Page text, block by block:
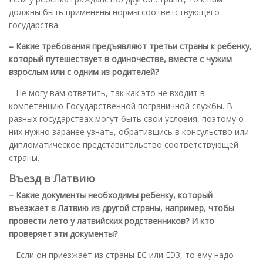
должны быть применены нормы соответствующего
государства.
– Какие требования предъявляют третьи страны к ребенку,
который путешествует в одиночестве, вместе с чужим
взрослым или с одним из родителей?
– Не могу вам ответить, так как это не входит в
компетенцию Государственной пограничной службы. В
разных государствах могут быть свои условия, поэтому о
них нужно заранее узнать, обратившись в консульство или
дипломатическое представительство соответствующей
страны.
Въезд в Латвию
– Какие документы необходимы ребенку, который
въезжает в Латвию из другой страны, например, чтобы
провести лето у латвийских родственников? И кто
проверяет эти документы?
– Если он приезжает из страны ЕС или ЕЭЗ, то ему надо